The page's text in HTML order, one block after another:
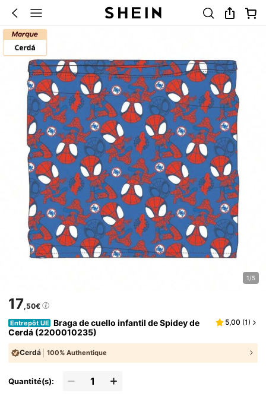
1/5
17,50€
Entrepôt UE Braga de cuello infantil de Spidey de
Cerdá (2200010235)
5,00 (1)
Cerdá 100% Authentique
Quantité(s):